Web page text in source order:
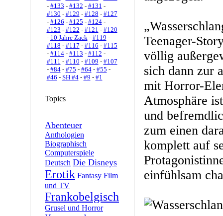
- #133 - #132 - #131 -
#130 - #129 - #128 - #127
- #126 - #125 - #124-
#123 - #122 - #121 - #120
- 10 Jahre Zack- #119 -
#118 - #117 - #116 - #115
- #114- #113 - #112 -
#111 - #110 - #109 - #107
- #84- #75 - #64- #55 -
#46 - SH #4- #9 - #1
Topics
Abenteuer
Anthologien
Biographisch
Computerspiele
Deutsch Die Disneys
Erotik Fantasy Film
und TV
Frankobelgisch
Grusel und Horror
Teenager-
völlig
sich dann zur
mit Horror-
Atmosphäre
und
zum einen
komplett auf
einfühlsam